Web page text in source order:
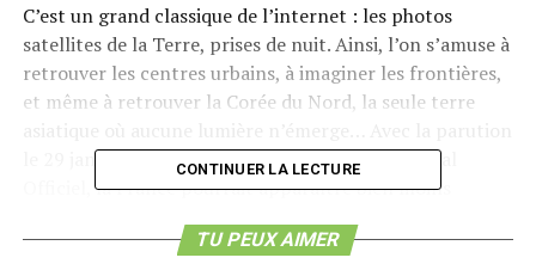
C’est un grand classique de l’internet : les photos
satellites de la Terre, prises de nuit. Ainsi, l’on s’amuse à
retrouver les centres urbains, à imaginer les frontières,
et même à retrouver la Corée du Nord, la seule terre
le 29 janvier dernier d’un nouvel arrêté au Journal
Officiel, la France pourrait apparaître bien moins
CONTINUER LA LECTURE
TU PEUX AIMER